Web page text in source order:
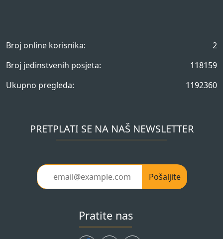
Broj online korisnika:
2
Broj jedinstvenih posjeta:
118159
Ukupno pregleda:
1192360
PRETPLATI SE NA NAŠ NEWSLETTER
Pošaljite
Pratite nas